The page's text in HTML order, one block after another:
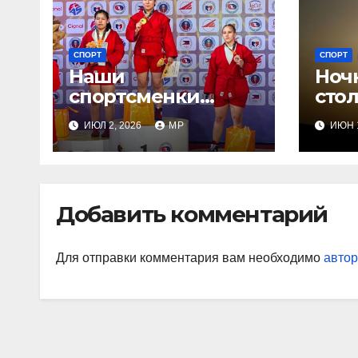
СПОРТ
Наши
спортсменки
завоевали медали
ИЮЛ 2, 2026 MP
СПОРТ
ИЮН
Добавить комментарий
Для отправки комментария вам необходимо